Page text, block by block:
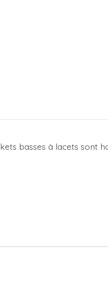
basses à lacets sont